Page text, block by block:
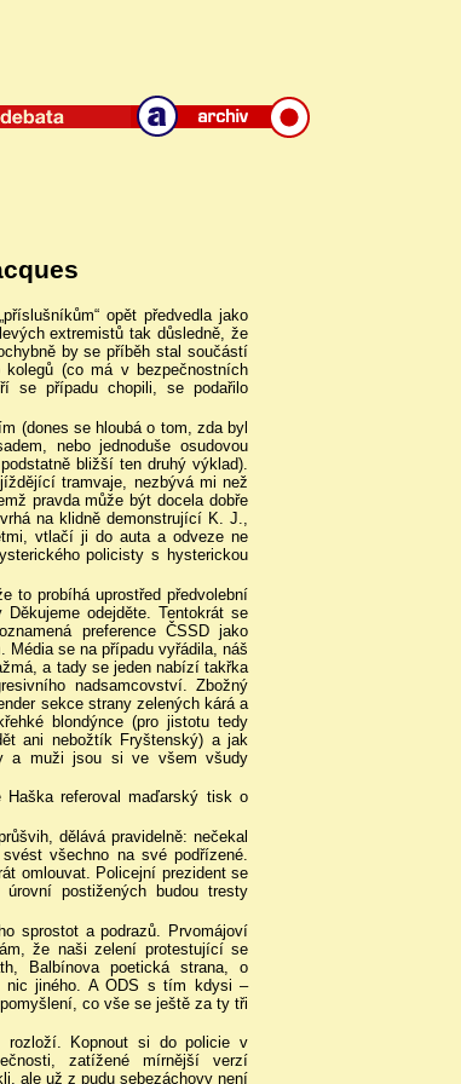
opět předvedla jako
extremistů tak důsledně, že
by se příběh stal součástí
(co má v bezpečnostních
se případu chopili, se podařilo
(dones se hloubá o tom, zda byl
nebo jednoduše osudovou
bližší ten druhý výklad).
tramvaje, nezbývá mi než
pravda může být docela dobře
na klidně demonstrující K. J.,
vtlačí ji do auta a odveze ne
policisty s hysterickou
to probíhá uprostřed předvolební
odejděte. Tentokrát se
preference ČSSD jako
Média se na případu vyřádila, náš
a tady se jeden nabízí takřka
nadsamcovství. Zbožný
sekce strany zelených kárá a
blondýnce (pro jistotu tedy
ani nebožtík Fryštenský) a jak
a muži jsou si ve všem všudy
referoval maďarský tisk o
dělává pravidelně: nečekal
všechno na své podřízené.
omlouvat. Policejní prezident se
postižených budou tresty
sprostot a podrazů. Prvomájoví
že naši zelení protestující se
Balbínova poetická strana, o
nic jiného. A ODS s tím kdysi –
co vše se ještě za ty tři
rozloží. Kopnout si do policie v
zatížené mírnější verzí
ale už z pudu sebezáchovy není